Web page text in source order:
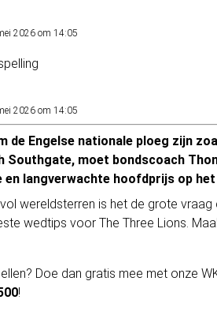
2026 om 14:05
2026 om 14:05
de Engelse nationale ploeg zijn
Southgate, moet bondscoach
en langverwachte hoofdprijs op
wereldsterren is het de grote
wedtips voor The Three Lions.
Doe dan gratis mee met onze
!